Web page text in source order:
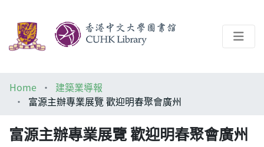
Help
Home
建築業導報
富源主辦專業展覽 歡迎明春聚會廣州
富源主辦專業展覽 歡迎明春聚會廣州